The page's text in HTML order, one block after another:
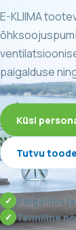
E-KLIIMA
paigalduse
Küsi
Tutvu
Paigaldus
Tehniline